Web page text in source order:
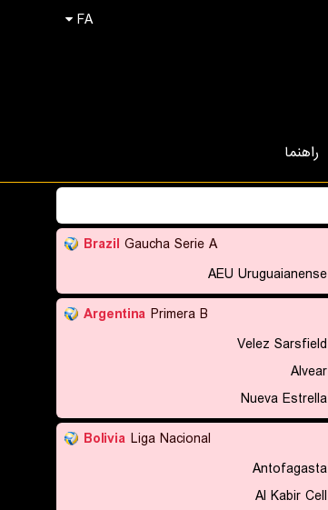
FA
راهنما
Brazil Gaucha Serie A
AEU Uruguaianense
Argentina Primera B
Velez Sarsfield
Alvear
Nueva Estrella
Bolivia Liga Nacional
Antofagasta
Al Kabir Cell